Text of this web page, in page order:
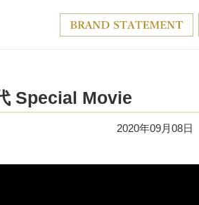
Special Movie
2020年09月08日